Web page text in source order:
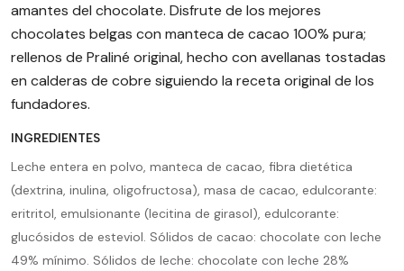
amantes del chocolate. Disfrute de los mejores
chocolates belgas con manteca de cacao 100% pura;
rellenos de Praliné original, hecho con avellanas tostadas
en calderas de cobre siguiendo la receta original de los
fundadores.
INGREDIENTES
Leche entera en polvo, manteca de cacao, fibra dietética
(dextrina, inulina, oligofructosa), masa de cacao, edulcorante:
eritritol, emulsionante (lecitina de girasol), edulcorante:
glucósidos de esteviol. Sólidos de cacao: chocolate con leche
49% mínimo. Sólidos de leche: chocolate con leche 28%